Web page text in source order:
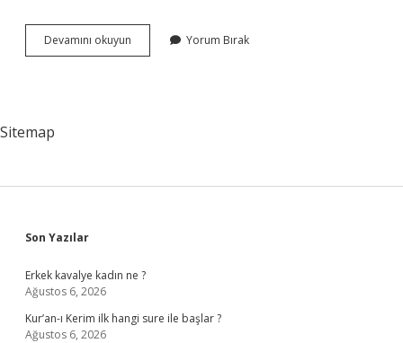
Devamını okuyun Dünyadaki
Ilk
Yorum Bırak
Sitemap
Sidebar
Son Yazılar
Erkek kavalye kadın ne ?
Ağustos 6, 2026
Kur’an-ı Kerim ilk hangi sure ile başlar ?
Ağustos 6, 2026